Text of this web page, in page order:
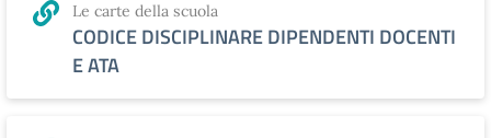
Le carte della scuola
CODICE DISCIPLINARE DIPENDENTI DOCENTI
E ATA